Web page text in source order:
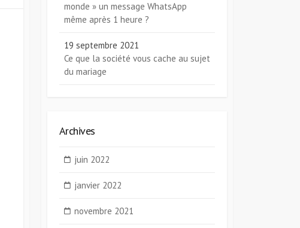
monde » un message WhatsApp
même après 1 heure ?
19 septembre 2021
Ce que la société vous cache au sujet
du mariage
Archives
juin 2022
janvier 2022
novembre 2021